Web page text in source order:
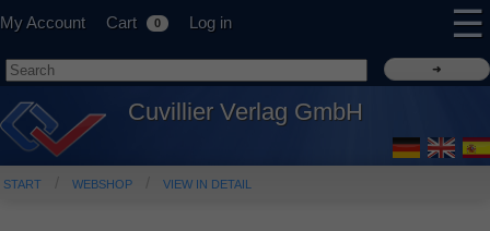
My Account Cart 0 Log in ☰
Cuvillier Verlag GmbH
START WEBSHOP VIEW IN DETAIL